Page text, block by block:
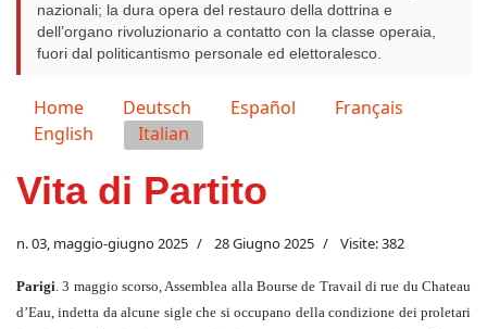
nazionali; la dura opera del restauro della dottrina e
dell’organo rivoluzionario a contatto con la classe operaia,
fuori dal politicantismo personale ed elettoralesco.
Seleziona la tua lingua
Home Deutsch Español
Français
English
Italian
Vita di Partito
n. 03, maggio-giugno 2025 28 Giugno 2025 Visite: 382
Parigi. 3 maggio scorso, Assemblea alla Bourse de Travail di rue du Chateau
d’Eau, indetta da alcune sigle che si occupano della condizione dei proletari